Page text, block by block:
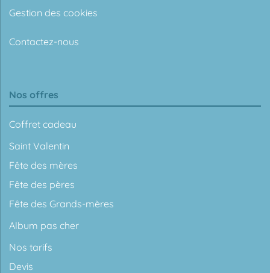
Gestion des cookies
Contactez-nous
Nos offres
Coffret cadeau
Saint Valentin
Fête des mères
Fête des pères
Fête des Grands-mères
Album pas cher
Nos tarifs
Devis